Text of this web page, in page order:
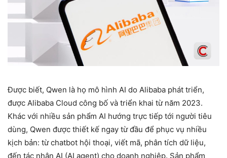
Được biết, Qwen là họ mô hình AI do Alibaba phát triển,
được Alibaba Cloud công bố và triển khai từ năm 2023.
Khác với nhiều sản phẩm AI hướng trực tiếp tới người tiêu
dùng, Qwen được thiết kế ngay từ đầu để phục vụ nhiều
kịch bản: từ chatbot hội thoại, viết mã, phân tích dữ liệu,
đến tác nhân AI (AI agent) cho doanh nghiệp. Sản phẩm